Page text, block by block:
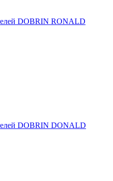
DOBRIN RONALD
DOBRIN DONALD